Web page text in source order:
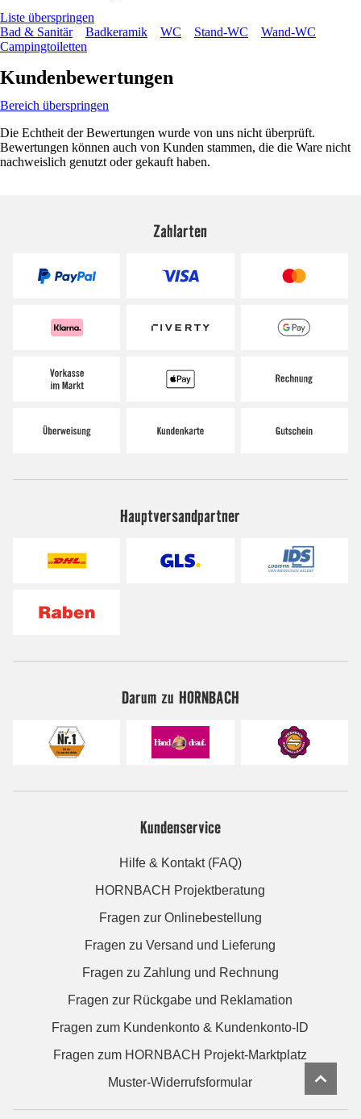
Liste überspringen
Bad & Sanitär
Badkeramik WC Stand-WC
Wand-WC
Campingtoiletten
Kundenbewertungen
Bereich überspringen
Die Echtheit der Bewertungen wurde von uns nicht überprüft.
Bewertungen können auch von Kunden stammen, die die Ware nicht
nachweislich genutzt oder gekauft haben.
Zahlarten
Hauptversandpartner
Darum zu HORNBACH
Kundenservice
Hilfe & Kontakt (FAQ)
HORNBACH Projektberatung
Fragen zur Onlinebestellung
Fragen zu Versand und Lieferung
Fragen zu Zahlung und Rechnung
Fragen zur Rückgabe und Reklamation
Fragen zum Kundenkonto & Kundenkonto-ID
Fragen zum HORNBACH Projekt-Marktplatz
Muster-Widerrufsformular